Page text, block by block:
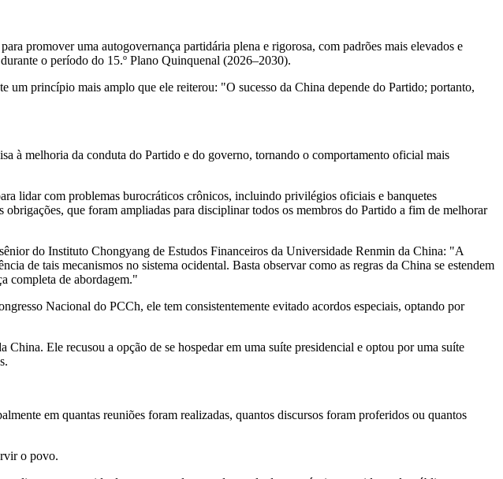
promover uma autogovernança partidária plena e rigorosa, com padrões mais elevados e
o período do 15.º Plano Quinquenal (2026–2030).
um princípio mais amplo que ele reiterou: "O sucesso da China depende do Partido; portanto,
à melhoria da conduta do Partido e do governo, tornando o comportamento oficial mais
lidar com problemas burocráticos crônicos, incluindo privilégios oficiais e banquetes
que foram ampliadas para disciplinar todos os membros do Partido a fim de melhorar
do Instituto Chongyang de Estudos Financeiros da Universidade Renmin da China: "A
de tais mecanismos no sistema ocidental. Basta observar como as regras da China se estendem
completa de abordagem."
Nacional do PCCh, ele tem consistentemente evitado acordos especiais, optando por
China. Ele recusou a opção de se hospedar em uma suíte presidencial e optou por uma suíte
em quantas reuniões foram realizadas, quantos discursos foram proferidos ou quantos
o povo.